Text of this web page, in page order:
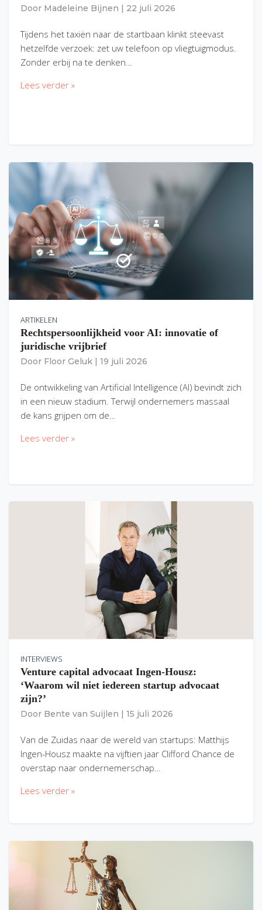
Door Madeleine Bijnen 22 juli 2026
Tijdens het taxiën naar de startbaan klinkt steevast
hetzelfde verzoek: zet uw telefoon op vliegtuigmodus.
Zonder erbij na te denken…
Lees verder »
ARTIKELEN
Rechtspersoonlijkheid voor AI: innovatie of
juridische vrijbrief
Door Floor Geluk 19 juli 2026
De ontwikkeling van Artificial Intelligence (AI) bevindt zich
in een nieuw stadium. Terwijl ondernemers massaal
de kans grijpen om de…
Lees verder »
INTERVIEWS
Venture capital advocaat Ingen-Housz:
‘Waarom wil niet iedereen startup advocaat
zijn?’
Door Bente van Suijlen 15 juli 2026
Van de Zuidas naar de wereld van startups: Matthijs
Ingen-Housz maakte na vijftien jaar Clifford Chance de
overstap naar ondernemerschap…
Lees verder »